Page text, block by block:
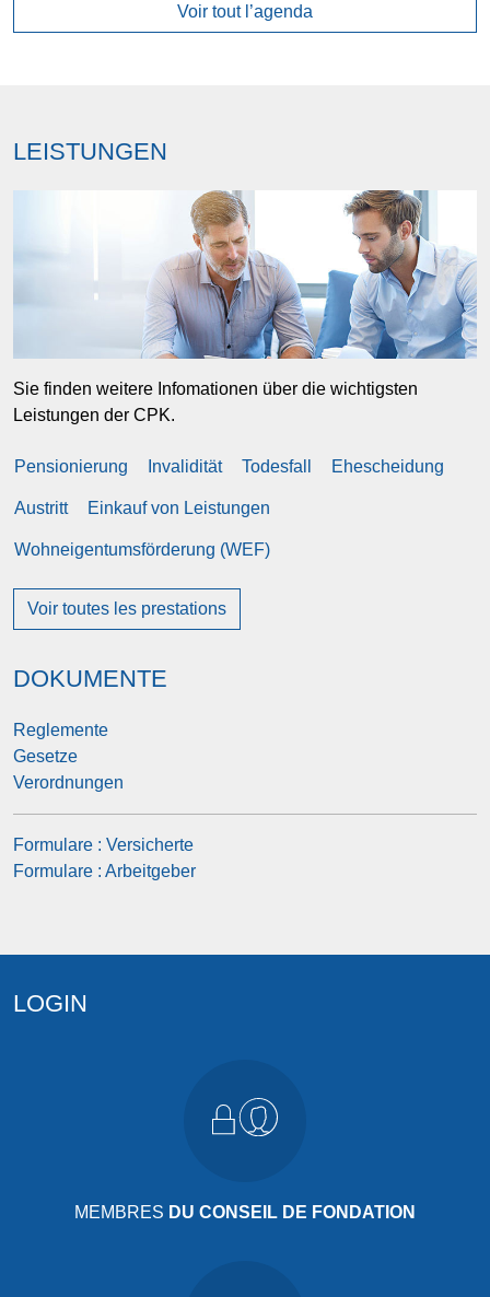
Voir tout l’agenda
LEISTUNGEN
Sie finden weitere Infomationen über die wichtigsten
Leistungen der CPK.
Pensionierung Invalidität Todesfall Ehescheidung
Austritt Einkauf von Leistungen
Wohneigentumsförderung (WEF)
Voir toutes les prestations
DOKUMENTE
Reglemente
Gesetze
Verordnungen
Formulare : Versicherte
Formulare : Arbeitgeber
LOGIN
MEMBRES DU CONSEIL DE FONDATION